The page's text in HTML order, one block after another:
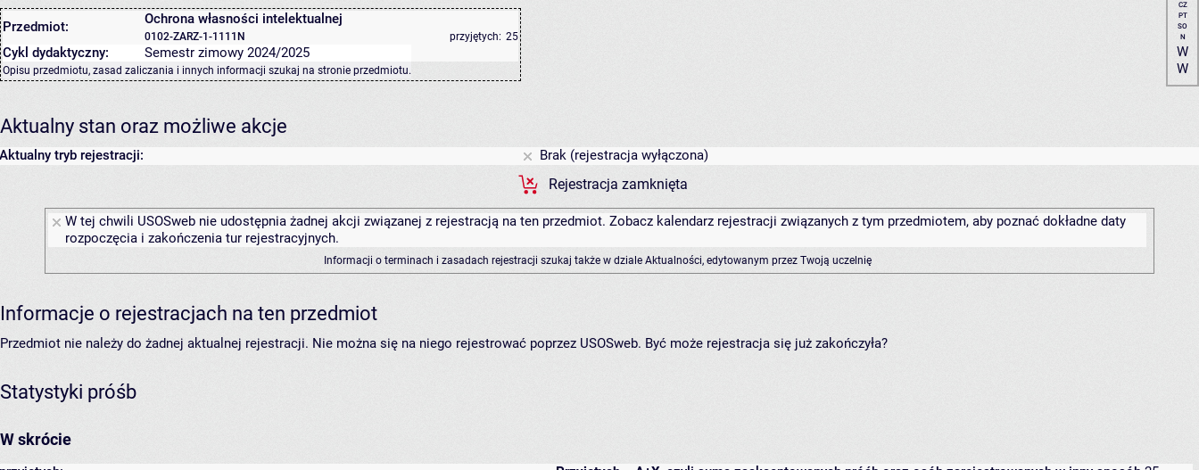
Przedmiot: Ochrona własności intelektualnej
0102-ZARZ-1-1111N przyjętych: 25
Cykl dydaktyczny: Semestr zimowy 2024/2025
Opisu przedmiotu, zasad zaliczania i innych informacji szukaj na stronie przedmiotu.
CZ
PT
SO
N
W
W
Aktualny stan oraz możliwe akcje
Aktualny tryb rejestracji:
Brak (rejestracja wyłączona)
Rejestracja zamknięta
W tej chwili USOSweb nie udostępnia żadnej akcji związanej z rejestracją na ten przedmiot. Zobacz kalendarz rejestracji związanych z tym przedmiotem, aby poznać dokładne daty
rozpoczęcia i zakończenia tur rejestracyjnych.
Informacji o terminach i zasadach rejestracji szukaj także w dziale Aktualności, edytowanym przez Twoją uczelnię
Informacje o rejestracjach na ten przedmiot
Przedmiot nie należy do żadnej aktualnej rejestracji. Nie można się na niego rejestrować poprzez USOSweb. Być może rejestracja się już zakończyła?
Statystyki próśb
W skrócie